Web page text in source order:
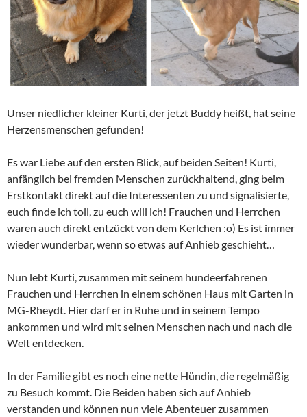
Unser niedlicher kleiner Kurti, der jetzt Buddy heißt, hat seine
Herzensmenschen gefunden!
Es war Liebe auf den ersten Blick, auf beiden Seiten! Kurti,
anfänglich bei fremden Menschen zurückhaltend, ging beim
Erstkontakt direkt auf die Interessenten zu und signalisierte,
euch finde ich toll, zu euch will ich! Frauchen und Herrchen
waren auch direkt entzückt von dem Kerlchen :o) Es ist immer
wieder wunderbar, wenn so etwas auf Anhieb geschieht…
Nun lebt Kurti, zusammen mit seinem hundeerfahrenen
Frauchen und Herrchen in einem schönen Haus mit Garten in
MG-Rheydt. Hier darf er in Ruhe und in seinem Tempo
ankommen und wird mit seinen Menschen nach und nach die
Welt entdecken.
In der Familie gibt es noch eine nette Hündin, die regelmäßig
zu Besuch kommt. Die Beiden haben sich auf Anhieb
verstanden und können nun viele Abenteuer zusammen